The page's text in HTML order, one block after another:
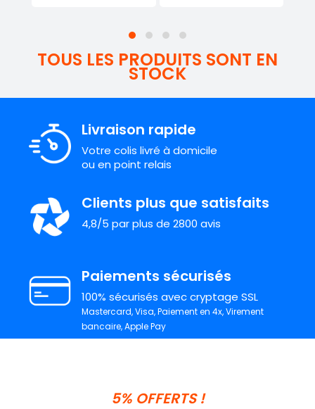
TOUS LES PRODUITS SONT EN
STOCK
Livraison rapide
Votre colis livré à domicile
ou en point relais
Clients plus que satisfaits
4,8/5 par plus de 2800 avis
Paiements sécurisés
100% sécurisés avec cryptage SSL
Mastercard, Visa, Paiement en 4x, Virement
bancaire, Apple Pay
5% OFFERTS !